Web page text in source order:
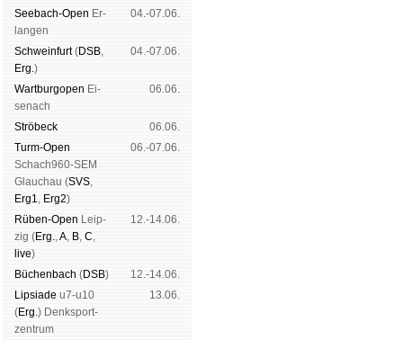
See­bach-Open Er­
lan­gen
04.-07.06.
Schwein­furt(DSB,
Erg.)
04.-07.06.
Wart­burg­open Ei­
se­nach
06.06.
Strö­beck
06.06.
Turm-Open
Schach960-SEM
Glau­chau (SVS,
Erg1, Erg2)
06.-07.06.
Rüben-Open Leip­
zig (Erg.,A, B, C,
live)
12.-14.06.
Büchen­bach (DSB)
12.-14.06.
Lipsiade u7-u10
(Erg.) Denk­sport­
zen­trum
13.06.